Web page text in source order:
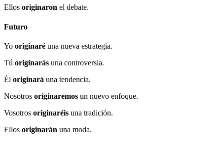
Ellos originaron el debate.
Futuro
Yo originaré una nueva estrategia.
Tú originarás una controversia.
Él originará una tendencia.
Nosotros originaremos un nuevo enfoque.
Vosotros originaréis una tradición.
Ellos originarán una moda.